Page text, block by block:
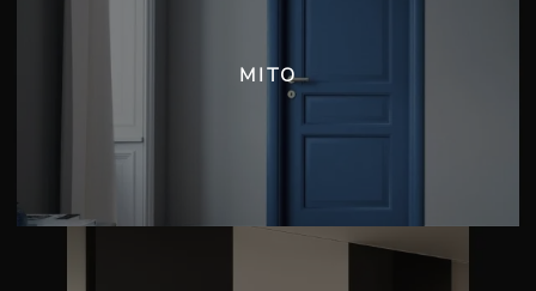
MITO